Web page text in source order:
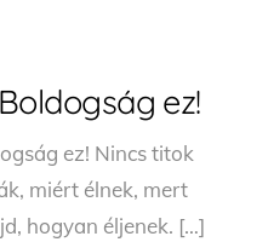
ez!
ez! Nincs titok
miért élnek, mert
hogyan éljenek. […]